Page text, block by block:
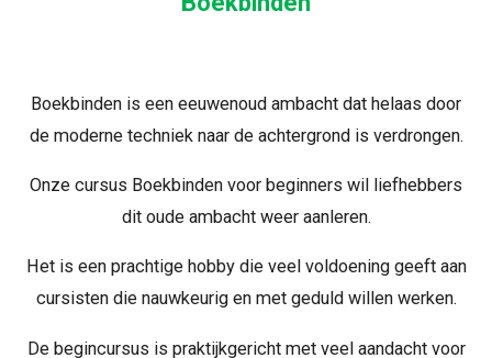
Boekbinden is een eeuwenoud ambacht dat helaas door
de moderne techniek naar de achtergrond is verdrongen.
Onze cursus Boekbinden voor beginners wil liefhebbers
dit oude ambacht weer aanleren.
Het is een prachtige hobby die veel voldoening geeft aan
cursisten die nauwkeurig en met geduld willen werken.
De begincursus is praktijkgericht met veel aandacht voor